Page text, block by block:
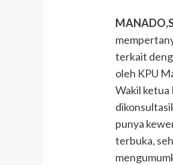
terkait
oleh KPU
Wakil ketua
punya
terbuka,